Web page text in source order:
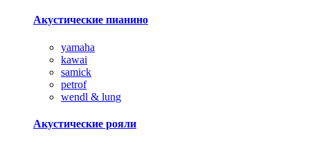
Акустические пианино
yamaha
kawai
samick
petrof
wendl & lung
Акустические рояли